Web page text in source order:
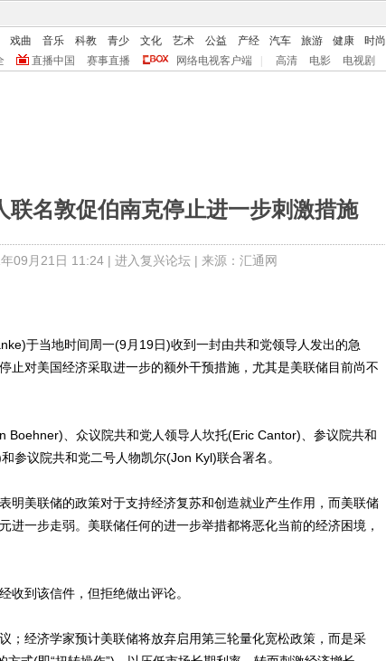
戏曲 音乐 科教 青少 文化 艺术 公益 产经 汽车 旅游 健康 时尚
直播中国 赛事直播 网络电视客户端 高清 电影 电视剧
联名敦促伯南克停止进一步刺激措施
09月21日 11:24 | 进入复兴论坛| 来源：汇通网
于当地时间周一(9月19日)收到一封由共和党领导人发出的急
止对美国经济采取进一步的额外干预措施，尤其是美联储目前尚不
、众议院共和党人领导人坎托(Eric Cantor)、参议院共和
参议院共和党二号人物凯尔(Jon Kyl)联合署名。
美联储的政策对于支持经济复苏和创造就业产生作用，而美联储
进一步走弱。美联储任何的进一步举措都将恶化当前的经济困境，
到该信件，但拒绝做出评论。
经济学家预计美联储将放弃启用第三轮量化宽松政策，而是采